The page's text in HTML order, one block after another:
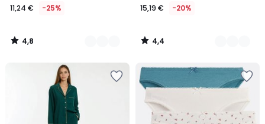
11,24 € -25%
4,8
/
15,19 € -20%
4,4
/